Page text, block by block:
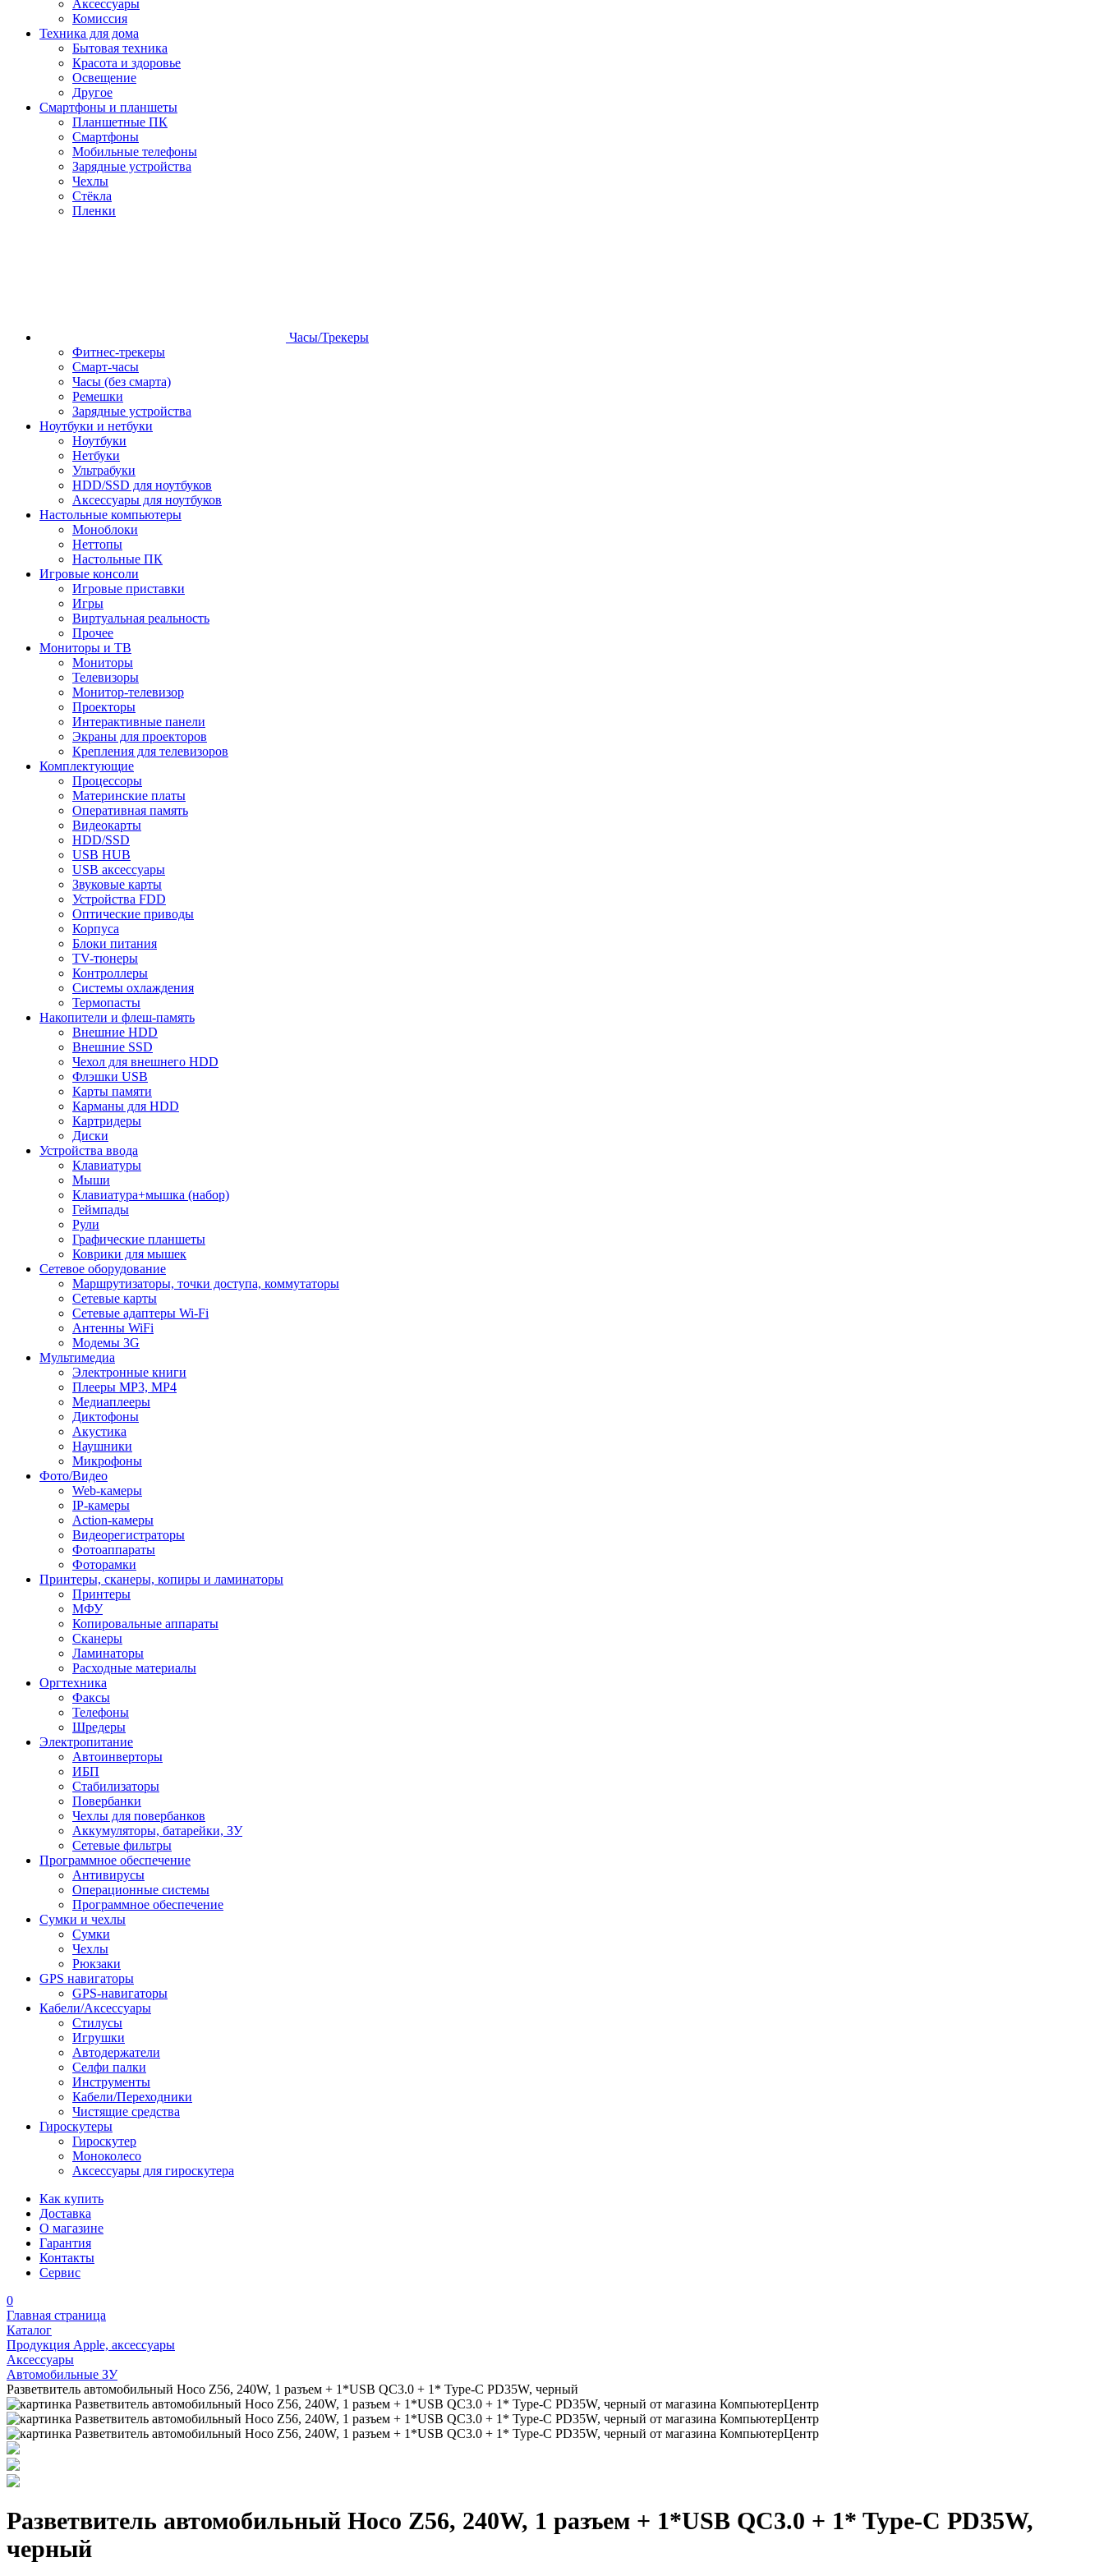
Аксессуары
Комиссия
Техника для дома
Бытовая техника
Красота и здоровье
Освещение
Другое
Смартфоны и планшеты
Планшетные ПК
Смартфоны
Мобильные телефоны
Зарядные устройства
Чехлы
Стёкла
Пленки
Часы/Трекеры
Фитнес-трекеры
Смарт-часы
Часы (без смарта)
Ремешки
Зарядные устройства
Ноутбуки и нетбуки
Ноутбуки
Нетбуки
Ультрабуки
HDD/SSD для ноутбуков
Аксессуары для ноутбуков
Настольные компьютеры
Моноблоки
Неттопы
Настольные ПК
Игровые консоли
Игровые приставки
Игры
Виртуальная реальность
Прочее
Мониторы и ТВ
Мониторы
Телевизоры
Монитор-телевизор
Проекторы
Интерактивные панели
Экраны для проекторов
Крепления для телевизоров
Комплектующие
Процессоры
Материнские платы
Оперативная память
Видеокарты
HDD/SSD
USB HUB
USB аксессуары
Звуковые карты
Устройства FDD
Оптические приводы
Корпуса
Блоки питания
TV-тюнеры
Контроллеры
Системы охлаждения
Термопасты
Накопители и флеш-память
Внешние HDD
Внешние SSD
Чехол для внешнего HDD
Флэшки USB
Карты памяти
Карманы для HDD
Картридеры
Диски
Устройства ввода
Клавиатуры
Мыши
Клавиатура+мышка (набор)
Геймпады
Рули
Графические планшеты
Коврики для мышек
Сетевое оборудование
Маршрутизаторы, точки доступа, коммутаторы
Сетевые карты
Сетевые адаптеры Wi-Fi
Антенны WiFi
Модемы 3G
Мультимедиа
Электронные книги
Плееры MP3, MP4
Медиаплееры
Диктофоны
Акустика
Наушники
Микрофоны
Фото/Видео
Web-камеры
IP-камеры
Action-камеры
Видеорегистраторы
Фотоаппараты
Фоторамки
Принтеры, сканеры, копиры и ламинаторы
Принтеры
МФУ
Копировальные аппараты
Сканеры
Ламинаторы
Расходные материалы
Оргтехника
Факсы
Телефоны
Шредеры
Электропитание
Автоинверторы
ИБП
Стабилизаторы
Повербанки
Чехлы для повербанков
Аккумуляторы, батарейки, ЗУ
Сетевые фильтры
Программное обеспечение
Антивирусы
Операционные системы
Программное обеспечение
Сумки и чехлы
Сумки
Чехлы
Рюкзаки
GPS навигаторы
GPS-навигаторы
Кабели/Аксессуары
Стилусы
Игрушки
Автодержатели
Селфи палки
Инструменты
Кабели/Переходники
Чистящие средства
Гироскутеры
Гироскутер
Моноколесо
Аксессуары для гироскутера
Как купить
Доставка
О магазине
Гарантия
Контакты
Сервис
0
Главная страница
Каталог
Продукция Apple, аксессуары
Аксессуары
Автомобильные ЗУ
Разветвитель автомобильный Hoco Z56, 240W, 1 разъем + 1*USB QC3.0 + 1* Type-C PD35W, черный
Разветвитель автомобильный Hoco Z56, 240W, 1 разъем + 1*USB QC3.0 + 1* Type-C PD35W,
черный